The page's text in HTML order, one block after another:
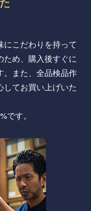
こだわりを持って
ため、購入後すぐに
。また、全品検品作
てお買い上げいた
す。